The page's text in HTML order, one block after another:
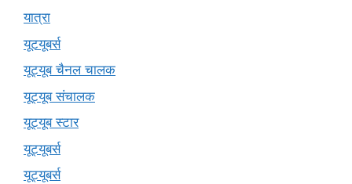
यात्रा
यूटयूबर्स
यूट्यूब चैनल चालक
यूट्यूब संचालक
यूट्यूब स्टार
यूट्‍यूबर्स
यूट्यूबर्स